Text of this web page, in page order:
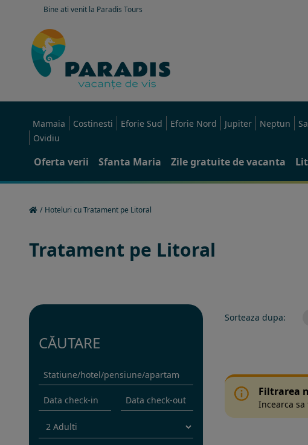
Bine ati venit la Paradis Tours
Mamaia Costinesti Eforie Sud Eforie Nord Jupiter Neptun
Ovidiu
Oferta verii Sfanta Maria Zile gratuite de vacanta
/ Hoteluri cu Tratament pe Litoral
Tratament pe Litoral
CĂUTARE
Sorteaza dupa:
Filtrarea
Incearca